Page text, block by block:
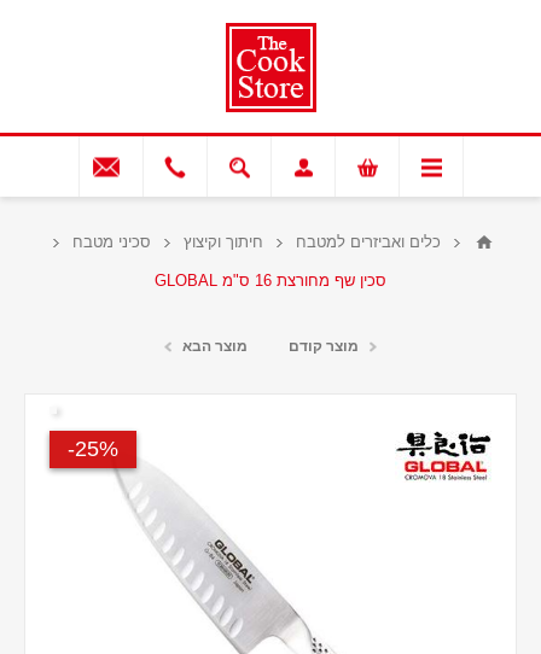
כלים ואביזרים למטבח חיתוך וקיצוץ סכיני מטבח
סכין שף מחורצת 16 ס"מ GLOBAL
מוצר קודם מוצר הבא
25%-